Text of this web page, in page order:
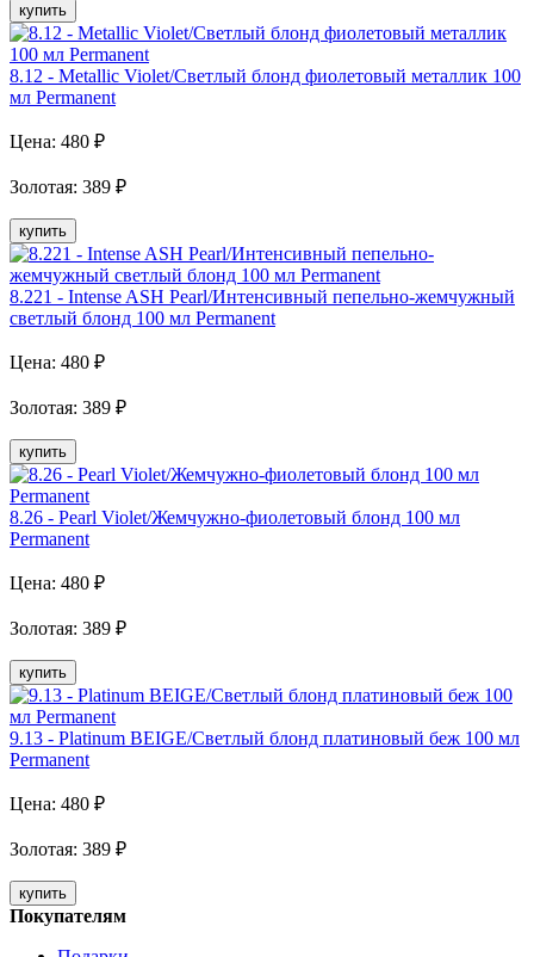
купить
8.12 - Metallic Violet/Светлый блонд фиолетовый металлик 100
мл Рermanent
Цена: 480 ₽
Золотая: 389 ₽
купить
8.221 - Intense ASH Pearl/Интенсивный пепельно-жемчужный
светлый блонд 100 мл Рermanent
Цена: 480 ₽
Золотая: 389 ₽
купить
8.26 - Pearl Violet/Жемчужно-фиолетовый блонд 100 мл
Рermanent
Цена: 480 ₽
Золотая: 389 ₽
купить
9.13 - Platinum BEIGE/Светлый блонд платиновый беж 100 мл
Рermanent
Цена: 480 ₽
Золотая: 389 ₽
купить
Покупателям